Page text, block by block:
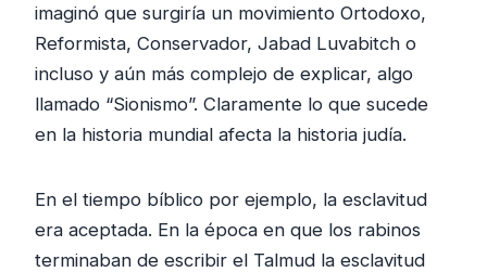
imaginó que surgiría un movimiento Ortodoxo,
Reformista, Conservador, Jabad Luvabitch o
incluso y aún más complejo de explicar, algo
llamado “Sionismo”. Claramente lo que sucede
en la historia mundial afecta la historia judía.
En el tiempo bíblico por ejemplo, la esclavitud
era aceptada. En la época en que los rabinos
terminaban de escribir el Talmud la esclavitud